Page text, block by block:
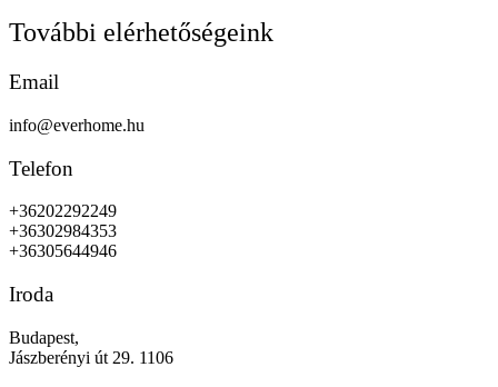
További elérhetőségeink
Email
info@everhome.hu
Telefon
+36202292249
+36302984353
+36305644946
Iroda
Budapest,
Jászberényi út 29. 1106